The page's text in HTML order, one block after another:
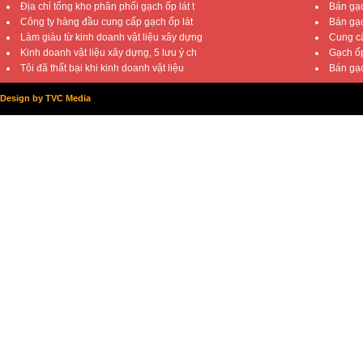
Địa chỉ tổng kho phân phối gạch ốp lát t
Công ty hàng đầu cung cấp gạch ốp lát
Làm giàu từ kinh doanh vật liệu xây dựng
Kinh doanh vật liệu xây dựng, 5 lưu ý ch
Tôi đã thất bại khi kinh doanh vật liệu
Bán
Bán
Cung
Gạch
Bán
Design by TVC Media